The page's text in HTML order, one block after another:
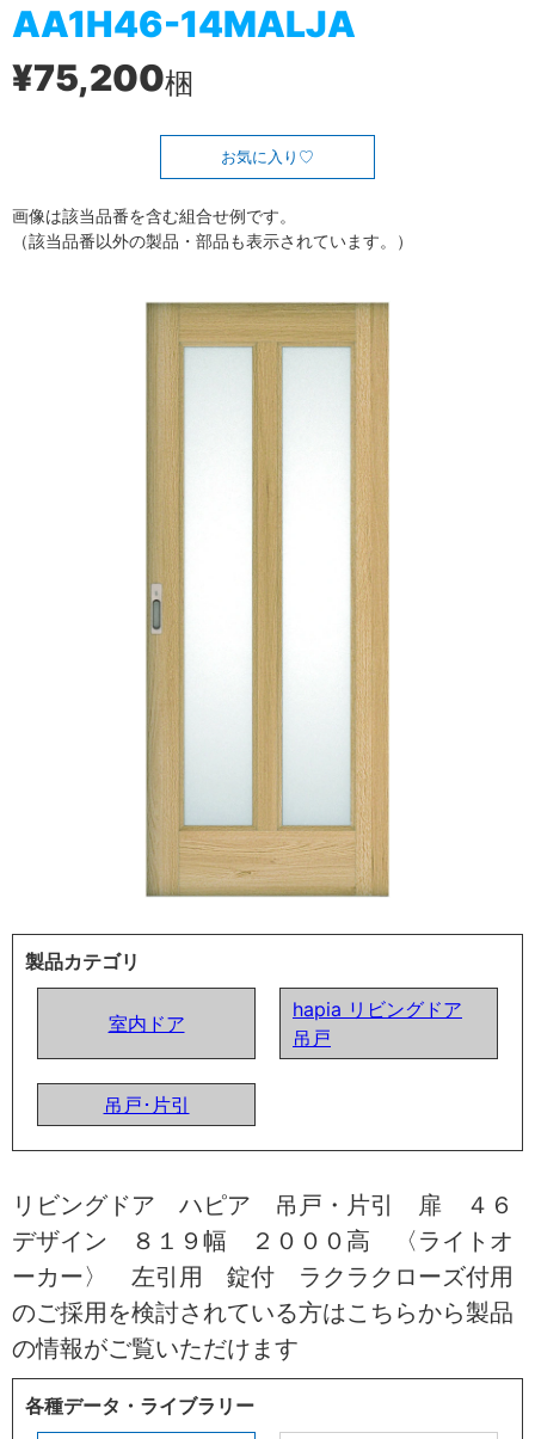
AA1H46-14MALJA
¥75,200梱
お気に入り
画像は該当品番を含む組合せ例です。
（該当品番以外の製品・部品も表示されています。）
製品カテゴリ
室内ドア
hapia リビングドア
吊戸
吊戸･片引
リビングドア ハピア 吊戸・片引 扉 ４６
デザイン ８１９幅 ２０００高 〈ライトオ
ーカー〉 左引用 錠付 ラクラクローズ付用
のご採用を検討されている方はこちらから製品
の情報がご覧いただけます
各種データ・ライブラリー